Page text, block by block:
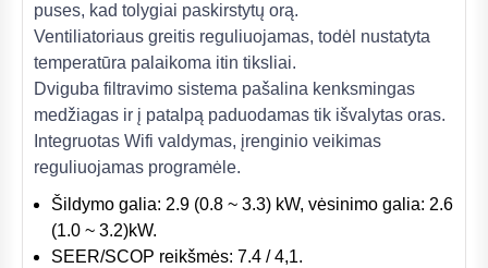
puses, kad tolygiai paskirstytų orą.
Ventiliatoriaus greitis reguliuojamas, todėl nustatyta
temperatūra palaikoma itin tiksliai.
Dviguba filtravimo sistema pašalina kenksmingas
medžiagas ir į patalpą paduodamas tik išvalytas oras.
Integruotas Wifi valdymas, įrenginio veikimas
reguliuojamas programėle.
Šildymo galia: 2.9 (0.8 ~ 3.3) kW, vėsinimo galia: 2.6
(1.0 ~ 3.2)kW.
SEER/SCOP reikšmės: 7.4 / 4,1.